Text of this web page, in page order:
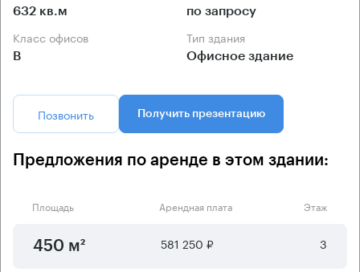
632 кв.м по запросу
Класс офисов
B
Тип здания
Офисное здание
Позвонить Получить презентацию
Предложения по аренде в этом здании:
Площадь Арендная плата Этаж
450 м² 581 250 ₽ 3